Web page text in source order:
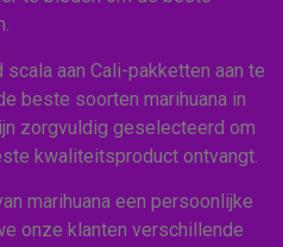
aan Cali-pakketten aan te
beste soorten marihuana in
zorgvuldig geselecteerd om
kwaliteitsproduct ontvangt.
marihuana een persoonlijke
onze klanten verschillende